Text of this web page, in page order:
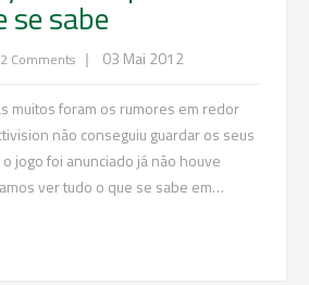
se sabe
Comments | 03 Mai 2012
muitos foram os rumores em redor
não conseguiu guardar os seus
jogo foi anunciado já não houve
ver tudo o que se sabe em…